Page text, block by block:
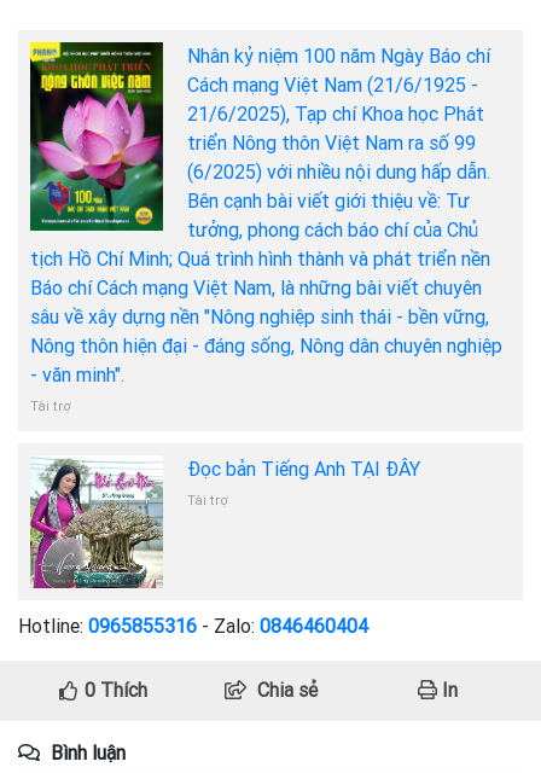
Nhân kỷ niệm 100 năm Ngày Báo chí
Cách mạng Việt Nam (21/6/1925 -
21/6/2025), Tạp chí Khoa học Phát
triển Nông thôn Việt Nam ra số 99
(6/2025) với nhiều nội dung hấp dẫn.
Bên cạnh bài viết giới thiệu về: Tư
tưởng, phong cách báo chí của Chủ
tịch Hồ Chí Minh; Quá trình hình thành và phát triển nền
Báo chí Cách mạng Việt Nam, là những bài viết chuyên
sâu về xây dựng nền "Nông nghiệp sinh thái - bền vững,
Nông thôn hiện đại - đáng sống, Nông dân chuyên nghiệp
- văn minh".
Tài trợ
Đọc bản Tiếng Anh TẠI ĐÂY
Tài trợ
Hotline: 0965855316 - Zalo: 0846460404
0Thích Chia sẻ In
Bình luận